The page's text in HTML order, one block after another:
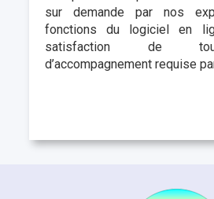
sur demande par nos
fonctions du logiciel en
satisfaction de
d’accompagnement requise